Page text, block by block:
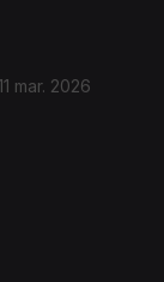
mar. 2026